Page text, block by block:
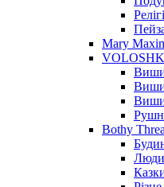
Mary
Bothy
Люди